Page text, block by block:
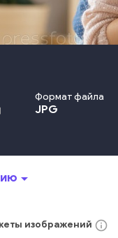
Формат файла
JPG
женщина
arrow_drop_down
изображений info_outline